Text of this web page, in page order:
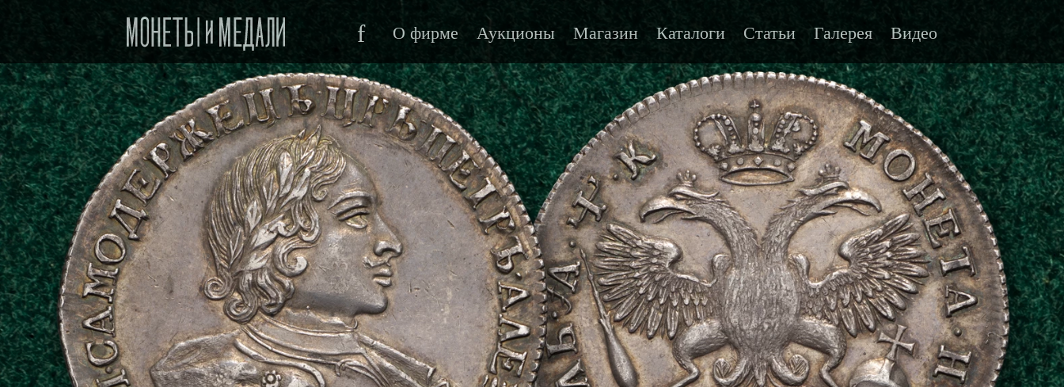
f О фирме Аукционы Магазин Каталоги Статьи Галерея Видео